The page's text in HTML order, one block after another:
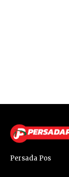
Persada Pos